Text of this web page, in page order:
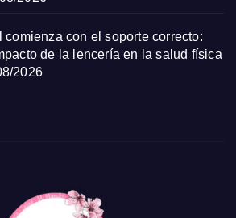
comienza con el soporte correcto:
de la lencería en la salud física
2026